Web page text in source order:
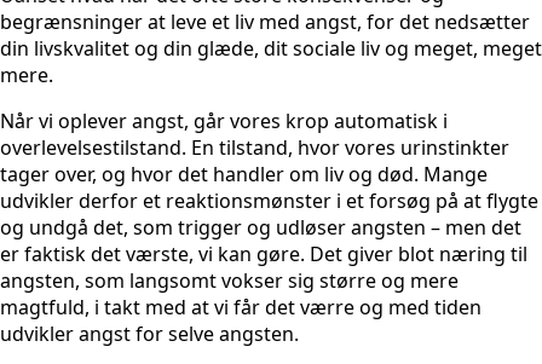
begrænsninger at leve et liv med angst, for det nedsætter
din livskvalitet og din glæde, dit sociale liv og meget, meget
mere.
Når vi oplever angst, går vores krop automatisk i
overlevelsestilstand. En tilstand, hvor vores urinstinkter
tager over, og hvor det handler om liv og død. Mange
udvikler derfor et reaktionsmønster i et forsøg på at flygte
og undgå det, som trigger og udløser angsten – men det
er faktisk det værste, vi kan gøre. Det giver blot næring til
angsten, som langsomt vokser sig større og mere
magtfuld, i takt med at vi får det værre og med tiden
udvikler angst for selve angsten.